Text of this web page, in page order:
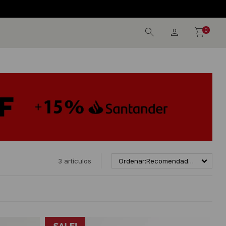
0
3 artículos Recomendados